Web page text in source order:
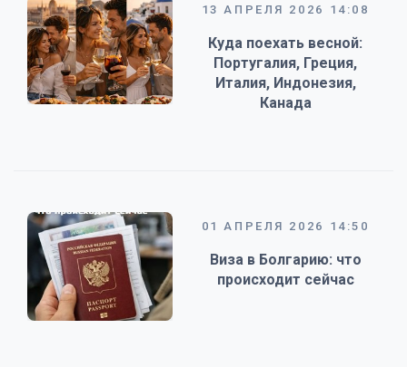
13 АПРЕЛЯ 2026 14:08
Куда поехать весной:
Португалия, Греция,
Италия, Индонезия,
Канада
01 АПРЕЛЯ 2026 14:50
Виза в Болгарию: что
происходит сейчас